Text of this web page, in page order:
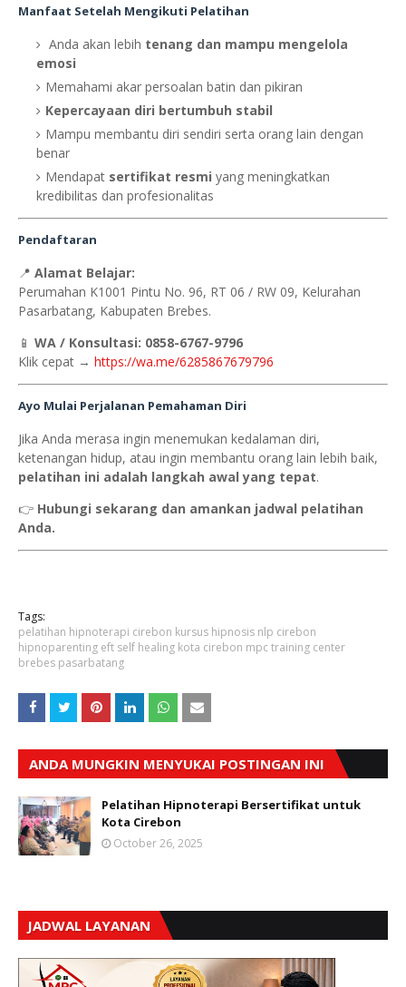
Manfaat Setelah Mengikuti Pelatihan
Anda akan lebih tenang dan mampu mengelola
emosi
Memahami akar persoalan batin dan pikiran
Kepercayaan diri bertumbuh stabil
Mampu membantu diri sendiri serta orang lain dengan
benar
Mendapat sertifikat resmi yang meningkatkan
kredibilitas dan profesionalitas
Pendaftaran
📍 Alamat Belajar:
Perumahan K1001 Pintu No. 96, RT 06 / RW 09, Kelurahan
Pasarbatang, Kabupaten Brebes.
📱 WA / Konsultasi: 0858-6767-9796
Klik cepat → https://wa.me/6285867679796
Ayo Mulai Perjalanan Pemahaman Diri
Jika Anda merasa ingin menemukan kedalaman diri,
ketenangan hidup, atau ingin membantu orang lain lebih baik,
pelatihan ini adalah langkah awal yang tepat.
👉 Hubungi sekarang dan amankan jadwal pelatihan
Anda.
Tags:
pelatihan hipnoterapi cirebon kursus hipnosis nlp cirebon
hipnoparenting eft self healing kota cirebon mpc training center
brebes pasarbatang
ANDA MUNGKIN MENYUKAI POSTINGAN INI
Pelatihan Hipnoterapi Bersertifikat untuk
Kota Cirebon
October 26, 2025
JADWAL LAYANAN